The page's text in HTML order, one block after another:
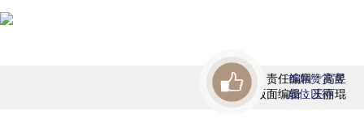
责任编辑：高昱
版面编辑：王丽琨
首席赞赏官
虚位以待